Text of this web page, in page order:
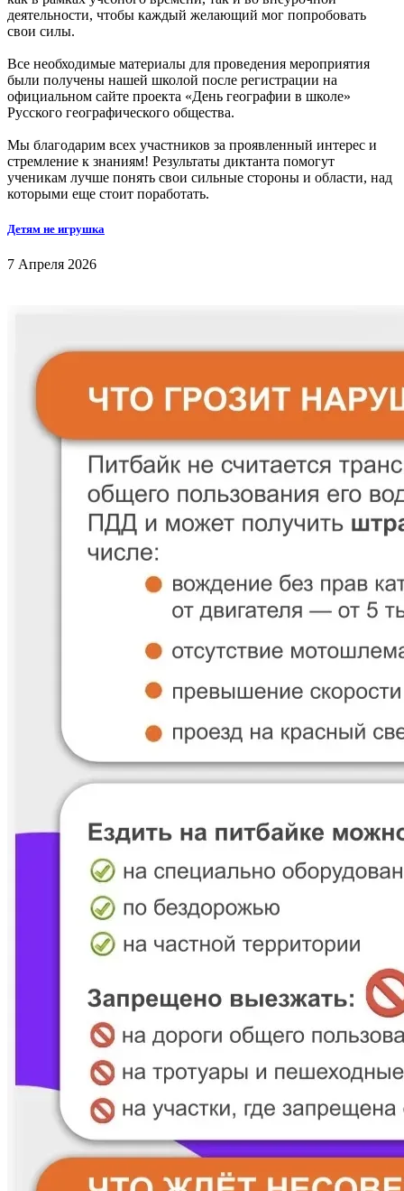
деятельности, чтобы каждый желающий мог попробовать
свои силы.
Все необходимые материалы для проведения мероприятия
были получены нашей школой после регистрации на
официальном сайте проекта «День географии в школе»
Русского географического общества.
Мы благодарим всех участников за проявленный интерес и
стремление к знаниям! Результаты диктанта помогут
ученикам лучше понять свои сильные стороны и области, над
которыми еще стоит поработать.
Детям не игрушка
7 Апреля 2026